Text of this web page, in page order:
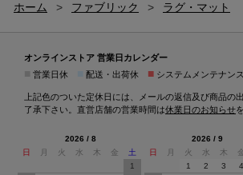
ホーム > ファブリック > ラグ・マット
オンラインストア 営業日カレンダー
営業日休 配送・出荷休 ■ システムメンテナンス
上記色のついた定休日には、メールの返信及び商品の
了承下さい。直営店舗の営業時間は休業日のお知らせ
2026 / 8
日
月 火 水 木 金
土
1
2026 / 9
日
月 火 水 木
1
2 3 4